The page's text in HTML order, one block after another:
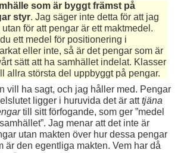
som är byggt främst på
styr. Jag säger inte detta för att jag
för att pengar är ett maktmedel.
ett medel för positionering i
eller inte, så är det pengar som är
sätt att ha samhället indelat. Klasser
allra största del uppbyggt på pengar.
vill ha sagt, och jag håller med. Pengar
ligger i huruvida det är atttjäna
till sitt förfogande, som ger ”medel
Jag menar att det inte är
utan makten över hur dessa pengar
är den egentliga makten. Vem har då